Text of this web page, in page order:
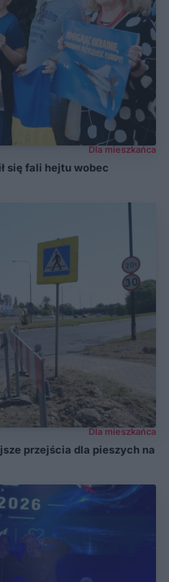
Dla mieszkańca
się fali hejtu wobec
Dla mieszkańca
przejścia dla pieszych na